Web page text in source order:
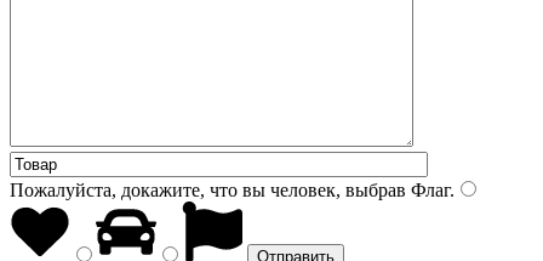
Пожалуйста, докажите, что вы человек, выбрав Флаг.